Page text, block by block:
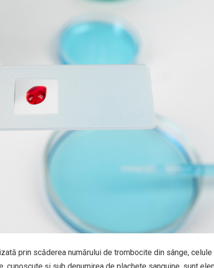
prin scăderea numărului de trombocite din sânge, celule